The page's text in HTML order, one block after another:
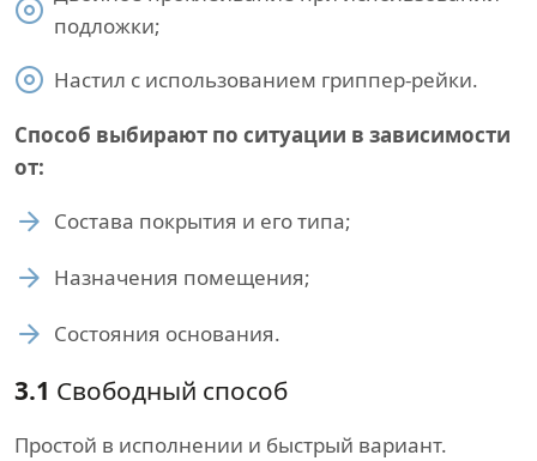
подложки;
Настил с использованием гриппер-рейки.
Способ выбирают по ситуации в зависимости
от:
Состава покрытия и его типа;
Назначения помещения;
Состояния основания.
3.1 Свободный способ
Простой в исполнении и быстрый вариант.